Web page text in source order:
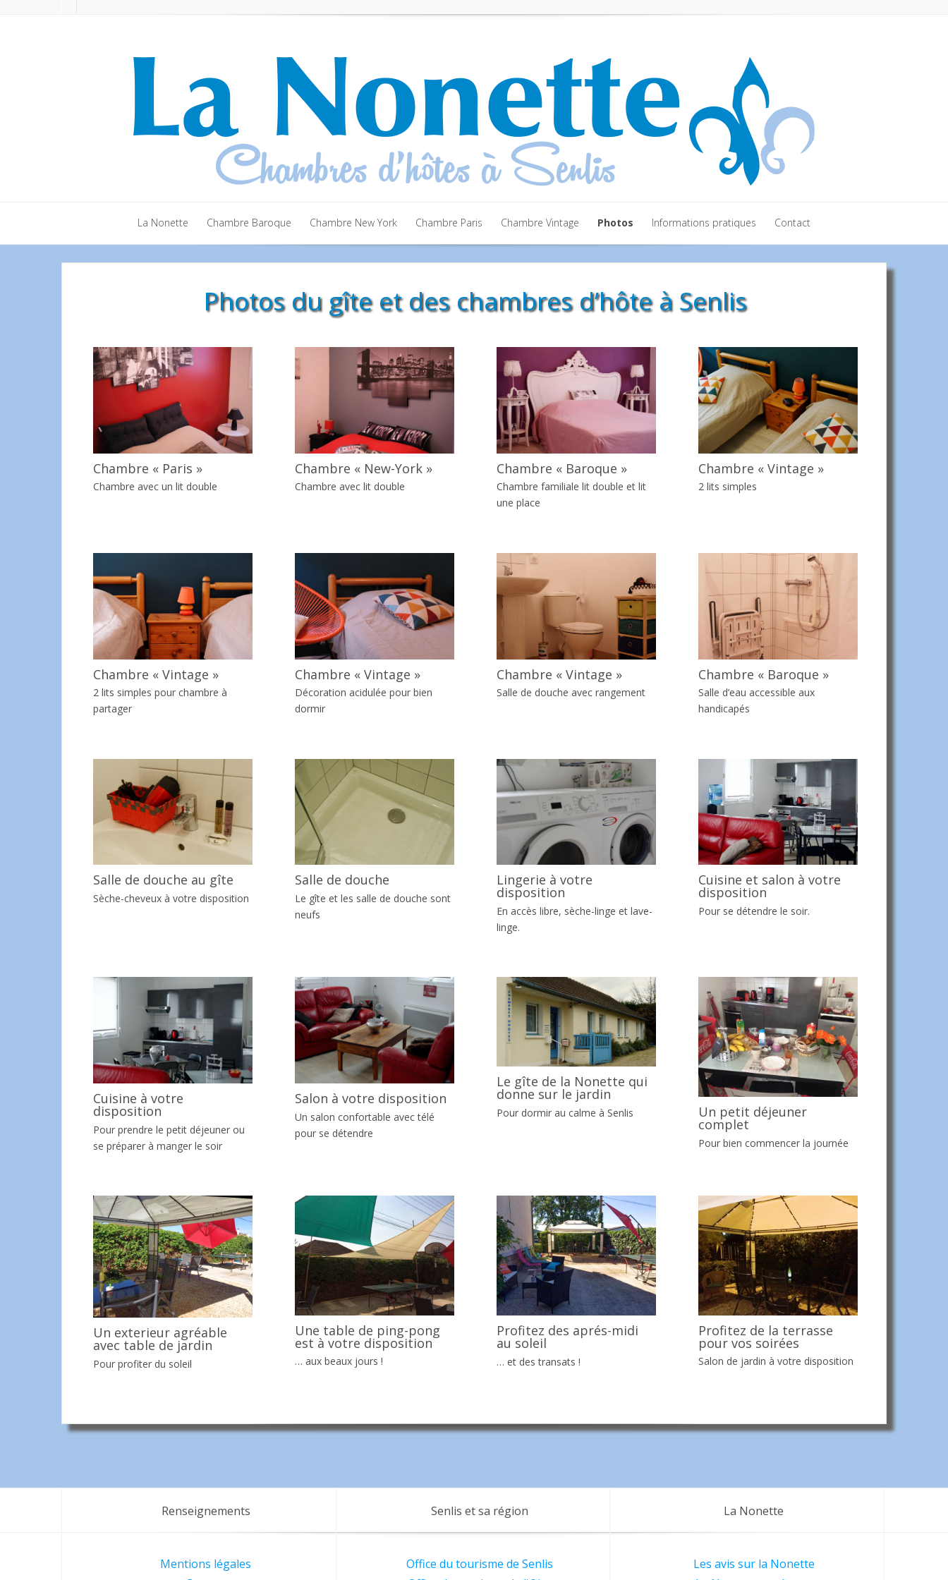
La Nonette
La Nonette
Chambre Baroque
Chambre Baroque
Chambre New York
Chambre New York
Chambre Paris
Chambre Paris
Chambre Vintage
Chambre Vintage
Photos
Photos
Informations pratiques
Informations pratiques
Contact
Contact
Photos du gîte et des chambres d’hôte à Senlis
Chambre « Paris »
Chambre avec un lit double
Chambre « New-York »
Chambre avec lit double
Chambre « Baroque »
Chambre familiale lit double et lit
une place
Chambre « Vintage »
2 lits simples
Chambre « Vintage »
2 lits simples pour chambre à
partager
Chambre « Vintage »
Décoration acidulée pour bien
dormir
Chambre « Vintage »
Salle de douche avec rangement
Chambre « Baroque »
Salle d’eau accessible aux
handicapés
Salle de douche au gîte
Sèche-cheveux à votre disposition
Salle de douche
Le gîte et les salle de douche sont
neufs
Lingerie à votre
disposition
En accès libre, sèche-linge et lave-
linge.
Cuisine et salon à votre
disposition
Pour se détendre le soir.
Cuisine à votre
disposition
Pour prendre le petit déjeuner ou
se préparer à manger le soir
Salon à votre disposition
Un salon confortable avec télé
pour se détendre
Le gîte de la Nonette qui
donne sur le jardin
Pour dormir au calme à Senlis Un petit déjeuner
complet
Pour bien commencer la journée
Un exterieur agréable
avec table de jardin
Pour profiter du soleil
Une table de ping-pong
est à votre disposition
… aux beaux jours !
Profitez des aprés-midi
au soleil
… et des transats !
Profitez de la terrasse
pour vos soirées
Salon de jardin à votre disposition
Renseignements
Mentions légales
Senlis et sa région
Office du tourisme de Senlis
La Nonette
Les avis sur la Nonette